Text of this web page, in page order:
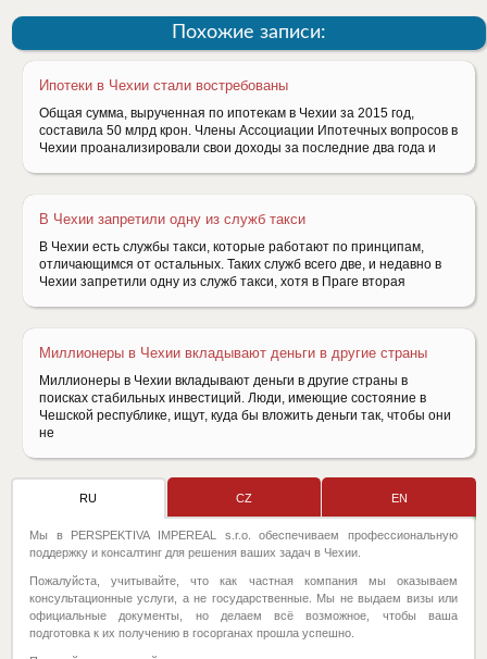
Похожие записи:
Ипотеки в Чехии стали востребованы
Общая сумма, вырученная по ипотекам в Чехии за 2015 год,
составила 50 млрд крон. Члены Ассоциации Ипотечных вопросов в
Чехии проанализировали свои доходы за последние два года и
В Чехии запретили одну из служб такси
В Чехии есть службы такси, которые работают по принципам,
отличающимся от остальных. Таких служб всего две, и недавно в
Чехии запретили одну из служб такси, хотя в Праге вторая
Миллионеры в Чехии вкладывают деньги в другие страны
Миллионеры в Чехии вкладывают деньги в другие страны в
поисках стабильных инвестиций. Люди, имеющие состояние в
Чешской республике, ищут, куда бы вложить деньги так, чтобы они
не
RU CZ EN
Мы в PERSPEKTIVA IMPEREAL s.r.o. обеспечиваем профессиональную
поддержку и консалтинг для решения ваших задач в Чехии.
Пожалуйста, учитывайте, что как частная компания мы оказываем
консультационные услуги, а не государственные. Мы не выдаем визы или
официальные документы, но делаем всё возможное, чтобы ваша
подготовка к их получению в госорганах прошла успешно.